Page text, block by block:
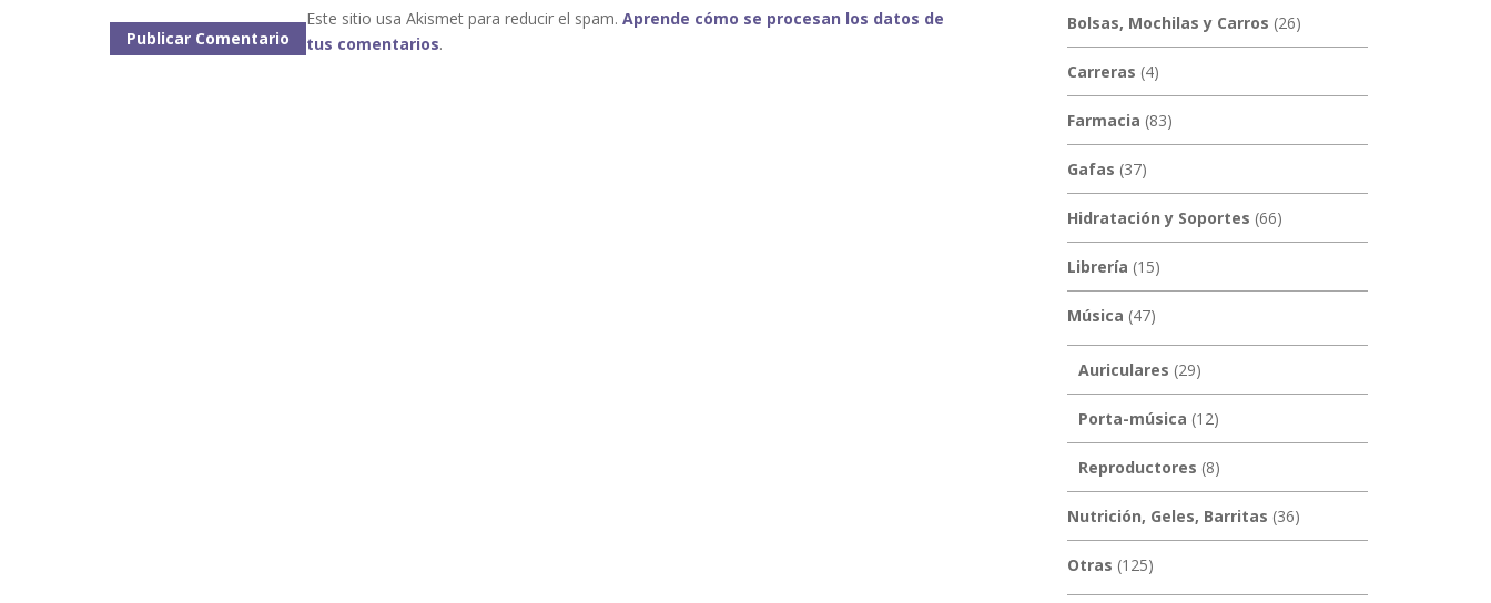
Este sitio usa Akismet para reducir el spam. Aprende cómo se procesan los datos de
tus comentarios.
Bolsas, Mochilas y Carros (26)
Carreras (4)
Farmacia (83)
Gafas (37)
Hidratación y Soportes (66)
Librería (15)
Música (47)
Auriculares (29)
Porta-música (12)
Reproductores (8)
Nutrición, Geles, Barritas (36)
Otras (125)